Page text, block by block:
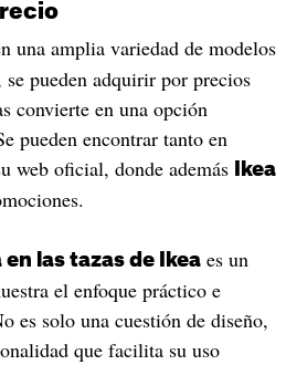
una amplia variedad de modelos
pueden adquirir por precios
convierte en una opción
pueden encontrar tanto en
web oficial, donde además
Ikea
las tazas de Ikeaes un
el enfoque práctico e
es solo una cuestión de diseño,
que facilita su uso